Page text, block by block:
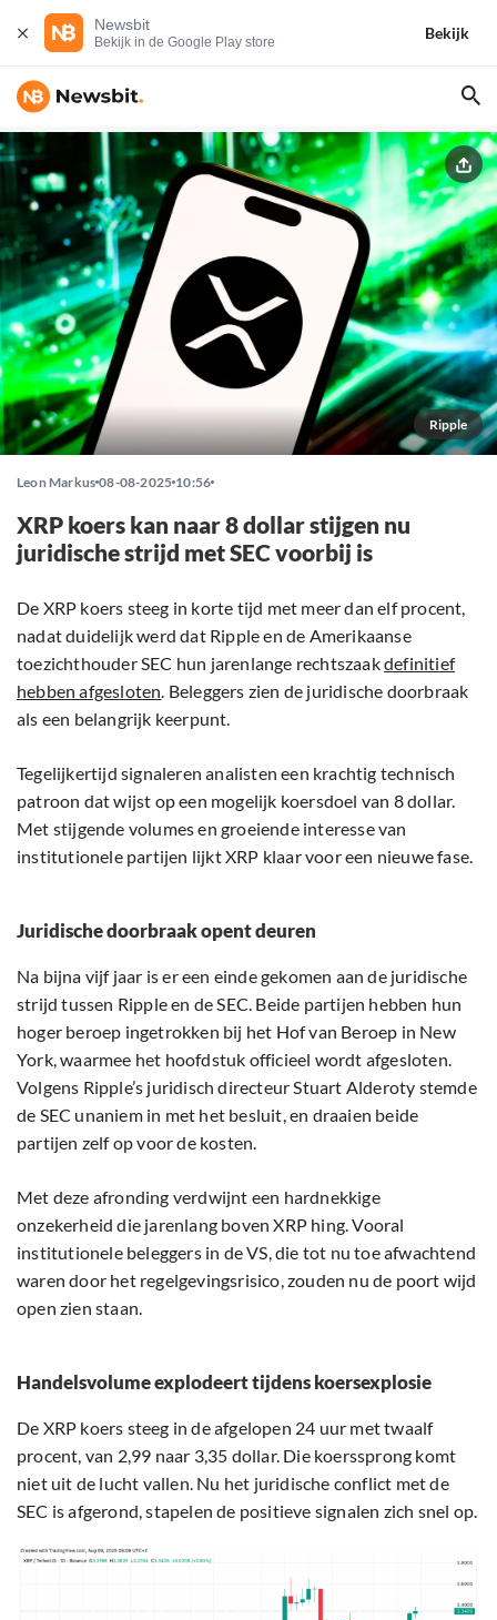
Newsbit
Bekijk in de Google Play store
Bekijk
Ripple
Leon Markus 08-08-2025 10:56
XRP koers kan naar 8 dollar stijgen nu
juridische strijd met SEC voorbij is
De XRP koers steeg in korte tijd met meer dan elf procent,
nadat duidelijk werd dat Ripple en de Amerikaanse
toezichthouder SEC hun jarenlange rechtszaakdefinitief
hebben afgesloten. Beleggers zien de juridische doorbraak
als een belangrijk keerpunt.
Tegelijkertijd signaleren analisten een krachtig technisch
patroon dat wijst op een mogelijk koersdoel van 8 dollar.
Met stijgende volumes en groeiende interesse van
institutionele partijen lijkt XRP klaar voor een nieuwe fase.
Juridische doorbraak opent deuren
Na bijna vijf jaar is er een einde gekomen aan de juridische
strijd tussen Ripple en de SEC. Beide partijen hebben hun
hoger beroep ingetrokken bij het Hof van Beroep in New
York, waarmee het hoofdstuk officieel wordt afgesloten.
Volgens Ripple’s juridisch directeur Stuart Alderoty stemde
de SEC unaniem in met het besluit, en draaien beide
partijen zelf op voor de kosten.
Met deze afronding verdwijnt een hardnekkige
onzekerheid die jarenlang boven XRP hing. Vooral
institutionele beleggers in de VS, die tot nu toe afwachtend
waren door het regelgevingsrisico, zouden nu de poort wijd
open zien staan.
Handelsvolume explodeert tijdens koersexplosie
De XRP koers steeg in de afgelopen 24 uur met twaalf
procent, van 2,99 naar 3,35 dollar. Die koerssprong komt
niet uit de lucht vallen. Nu het juridische conflict met de
SEC is afgerond, stapelen de positieve signalen zich snel op.